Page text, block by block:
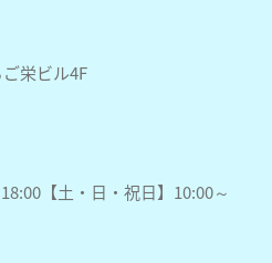
栄ビル4F
【土・日・祝日】10:00～